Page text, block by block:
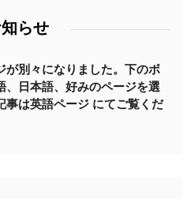
らせ
が別々になりました。下のボ
、日本語、好みのページを選
事は英語ページ にてご覧くだ